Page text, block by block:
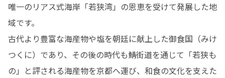
唯一のリアス式海岸「若狭湾」の恩恵を受けて発展した地
域です。
古代より豊富な海産物や塩を朝廷に献上した御食国（みけ
つくに）であり、その後の時代も鯖街道を通じて「若狭も
の」と評される海産物を京都へ運び、和食の文化を支えた